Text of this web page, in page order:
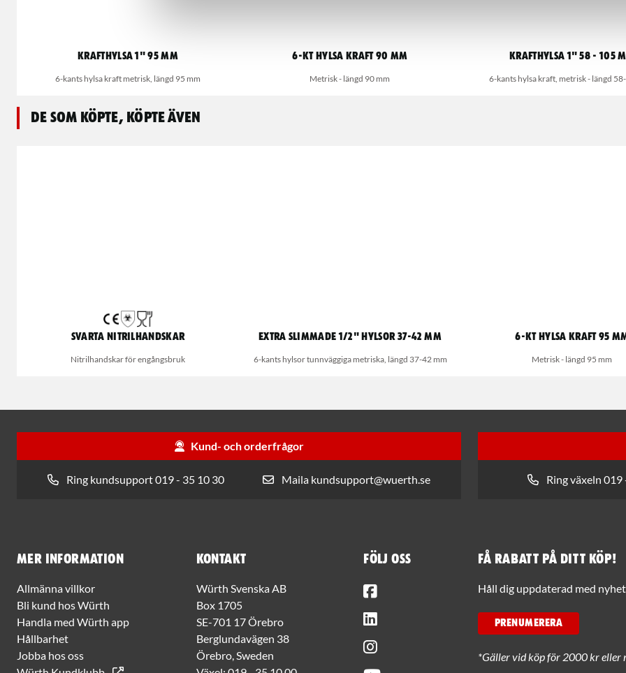
Krafthylsa 1" 95 mm
6-kants hylsa kraft metrisk, längd 95 mm
6-kt hylsa kraft 90 mm
Metrisk - längd 90 mm
Krafthylsa 1" 58 - 105
6-kants hylsa kraft, metrisk - längd
De som köpte, köpte även
Svarta nitrilhandskar
Nitrilhandskar för engångsbruk
Extra slimmade 1/2" hylsor 37-42 mm
6-kants hylsor tunnväggiga metriska, längd 37-42 mm
6-kt hylsa kraft 95
Metrisk - längd 95 mm
Kund- och orderfrågor
Ring kundsupport 019 - 35 10 30 Maila kundsupport@wuerth.se Ring växeln 019
Mer information
Allmänna villkor
Bli kund hos Würth
Handla med Würth app
Hållbarhet
Jobba hos oss
Kontakt
Würth Svenska AB
Box 1705
SE-701 17 Örebro
Berglundavägen 38
Örebro, Sweden
Följ oss Få rabatt på ditt köp!
Håll dig uppdaterad med
PRENUMERERA
*Gäller vid köp för 2000 kr eller